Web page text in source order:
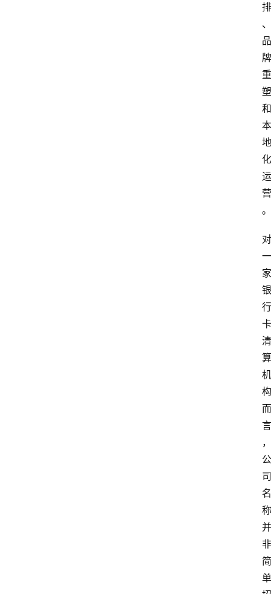
排
、
品
牌
重
塑
和
本
地
化
运
营
。
对
一
家
银
行
卡
清
算
机
构
而
言
，
公
司
名
称
并
非
简
单